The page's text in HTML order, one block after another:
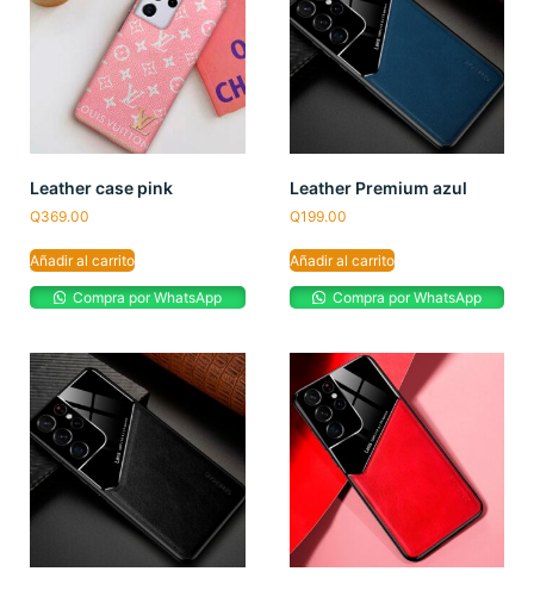
Leather case pink
Q369.00
Añadir al carrito
Compra por WhatsApp
Leather Premium azul
Q199.00
Añadir al carrito
Compra por WhatsApp